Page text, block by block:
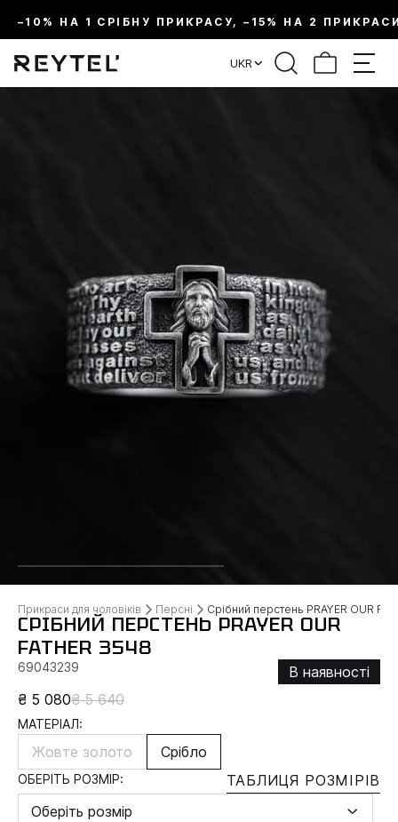
–10% НА 1 СРІБНУ ПРИКРАСУ, –15% НА 2
UKR
Прикраси для чоловіків Персні Срібний перстень PRAYER OUR
СРІБНИЙ ПЕРСТЕНЬ PRAYER OUR
FATHER 3548
69043239
В наявності
₴ 5 080₴ 5 640
МАТЕРІАЛ:
Жовте золото Срібло
ОБЕРІТЬ РОЗМІР:
ТАБЛИЦЯ РОЗМІРІВ
Оберіть розмір